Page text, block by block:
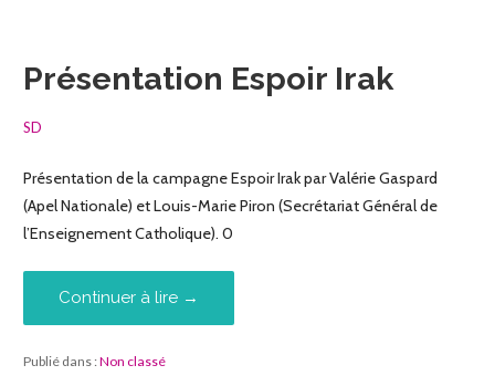
Présentation Espoir Irak
SD
Présentation de la campagne Espoir Irak par Valérie Gaspard
(Apel Nationale) et Louis-Marie Piron (Secrétariat Général de
l’Enseignement Catholique). 0
Continuer à lire →
Publié dans :Non classé